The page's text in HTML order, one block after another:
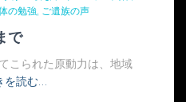
の勉強 ご遺族の声
で
こられた原動力は、地域
を読む…